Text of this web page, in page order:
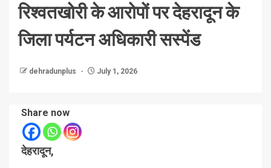
रिश्वतखोरी के आरोपों पर देहरादून के
जिला पर्यटन अधिकारी सस्पेंड
dehradunplus July 1, 2026
Share now
देहरादून,